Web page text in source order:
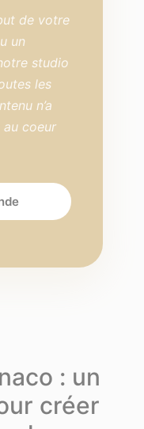
de votre
un
studio
les
n’a
au coeur
: un
créer